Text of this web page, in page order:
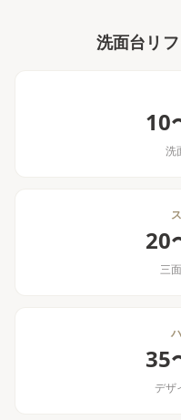
洗面台リ
10
洗
20
三
35
デザ